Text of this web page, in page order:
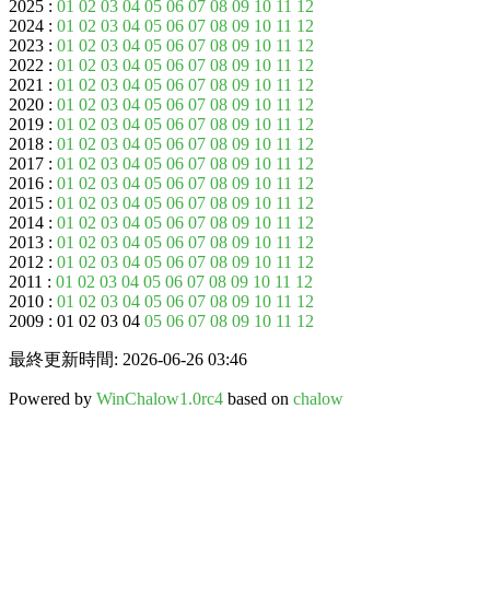
2025 : 01 02 03 04 05 06 07 08 09 10 11 12
2024 : 01 02 03 04 05 06 07 08 09 10 11 12
2023 : 01 02 03 04 05 06 07 08 09 10 11 12
2022 : 01 02 03 04 05 06 07 08 09 10 11 12
2021 : 01 02 03 04 05 06 07 08 09 10 11 12
2020 : 01 02 03 04 05 06 07 08 09 10 11 12
2019 : 01 02 03 04 05 06 07 08 09 10 11 12
2018 : 01 02 03 04 05 06 07 08 09 10 11 12
2017 : 01 02 03 04 05 06 07 08 09 10 11 12
2016 : 01 02 03 04 05 06 07 08 09 10 11 12
2015 : 01 02 03 04 05 06 07 08 09 10 11 12
2014 : 01 02 03 04 05 06 07 08 09 10 11 12
2013 : 01 02 03 04 05 06 07 08 09 10 11 12
2012 : 01 02 03 04 05 06 07 08 09 10 11 12
2011 : 01 02 03 04 05 06 07 08 09 10 11 12
2010 : 01 02 03 04 05 06 07 08 09 10 11 12
2009 : 01 02 03 04 05 06 07 08 09 10 11 12
最終更新時間: 2026-06-26 03:46
Powered by WinChalow1.0rc4 based on chalow